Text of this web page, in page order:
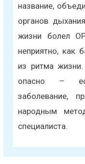
название,
органов
жизни болел
неприятно, как
из ритма
опасно –
заболевание,
народным
специалиста.